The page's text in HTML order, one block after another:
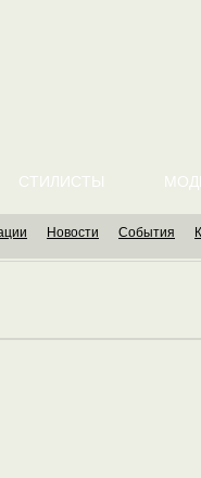
СТИЛИСТЫ
Новости События